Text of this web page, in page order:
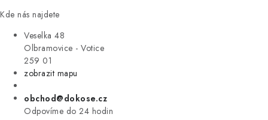
Kde nás najdete
Veselka 48
Olbramovice - Votice
259 01
zobrazit mapu
obchod@dokose.cz
Odpovíme do 24 hodin
ÚKLID
VÝPRODEJ
ZNAČKY
Úvod Kontakt Blog